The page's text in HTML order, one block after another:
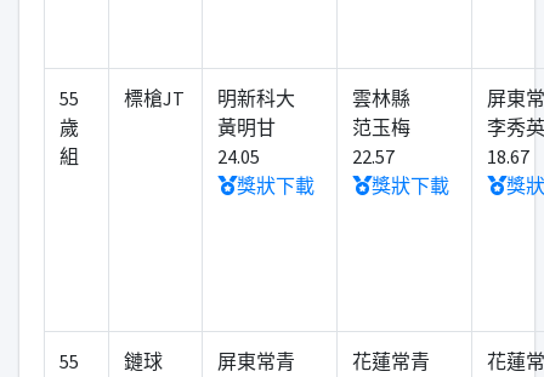
55
歲
組
標槍JT
明新科大
黃明甘
24.05
獎狀下載
雲林縣
范玉梅
22.57
獎狀下載
屏東
李秀英
18.67
獎
55
鏈球
屏東常青
花蓮常青
花蓮